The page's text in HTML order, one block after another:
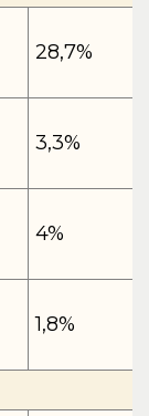
28,7%
3,3%
4%
1,8%